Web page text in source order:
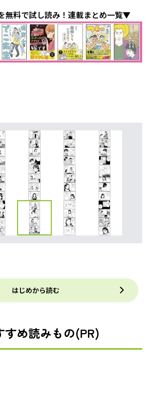
無料で試し読み！連載まとめ一覧▼
はじめから読む
すめ読みもの(PR)